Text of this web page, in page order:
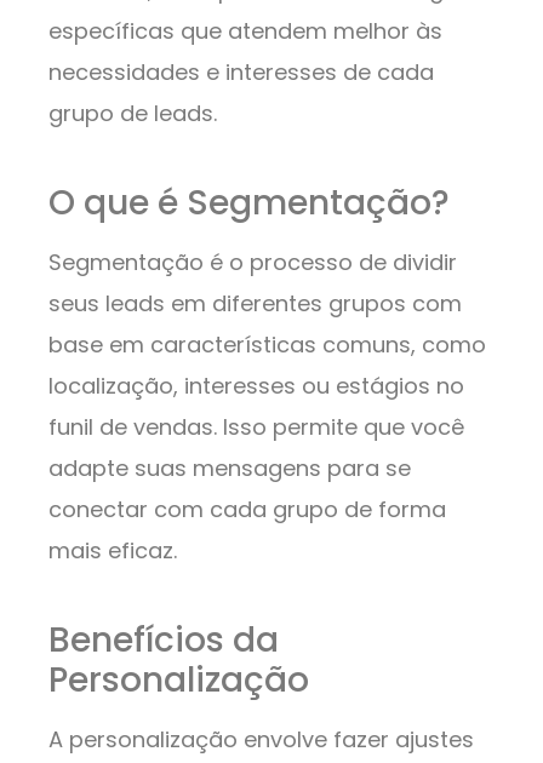
específicas que atendem melhor às
necessidades e interesses de cada
grupo de leads.
O que é Segmentação?
Segmentação é o processo de dividir
seus leads em diferentes grupos com
base em características comuns, como
localização, interesses ou estágios no
funil de vendas. Isso permite que você
adapte suas mensagens para se
conectar com cada grupo de forma
mais eficaz.
Benefícios da
Personalização
A personalização envolve fazer ajustes